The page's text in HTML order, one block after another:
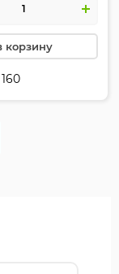
корзину
160